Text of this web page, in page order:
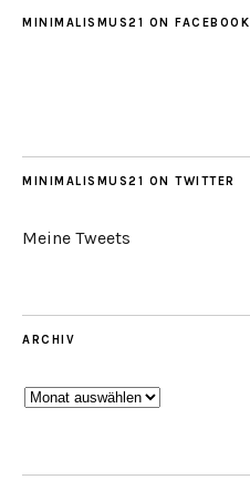
MINIMALISMUS21 ON FACEBOOK
MINIMALISMUS21 ON TWITTER
Meine Tweets
ARCHIV
Archiv